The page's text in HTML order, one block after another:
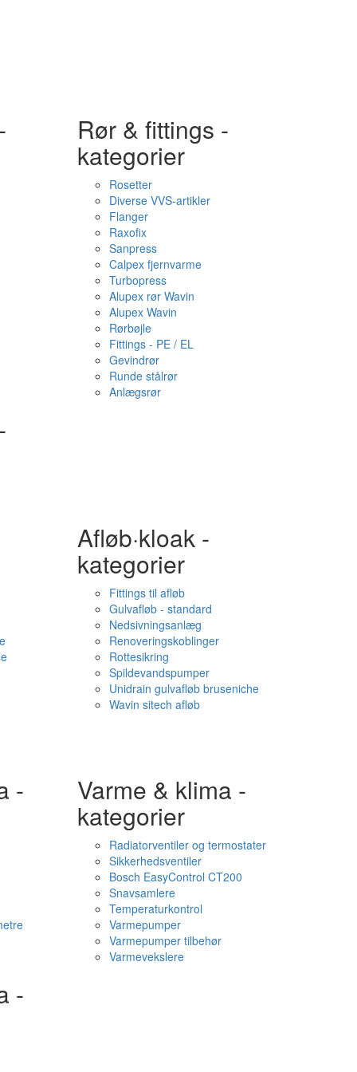
Rør & fittings -
kategorier
Rosetter
Diverse VVS-artikler
Flanger
Raxofix
Sanpress
Calpex fjernvarme
Turbopress
Alupex rør Wavin
Alupex Wavin
Rørbøjle
Fittings - PE / EL
Gevindrør
Runde stålrør
Anlægsrør
Afløb·kloak -
kategorier
Fittings til afløb
Gulvafløb - standard
Nedsivningsanlæg
Renoveringskoblinger
Rottesikring
Spildevandspumper
Unidrain gulvafløb bruseniche
Wavin sitech afløb
- Varme & klima -
kategorier
Radiatorventiler og termostater
Sikkerhedsventiler
Bosch EasyControl CT200
Snavsamlere
Temperaturkontrol
Varmepumper
Varmepumper tilbehør
Varmevekslere
-